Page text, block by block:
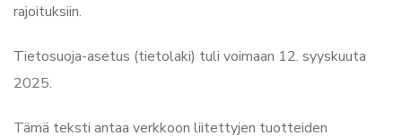
rajoituksiin.
Tietosuoja-asetus (tietolaki) tuli voimaan 12. syyskuuta
2025.
Tämä teksti antaa verkkoon liitettyjen tuotteiden